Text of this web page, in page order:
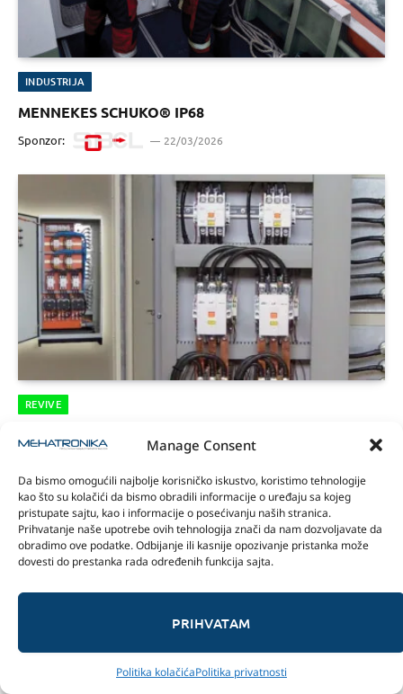
Manage Consent
Da bismo omogućili najbolje korisničko iskustvo, koristimo tehnologije
kao što su kolačići da bismo obradili informacije o uređaju sa kojeg
pristupate sajtu, kao i informacije o posećivanju naših stranica.
Prihvatanje naše upotrebe ovih tehnologija znači da nam dozvoljavate da
obradimo ove podatke. Odbijanje ili kasnije opozivanje pristanka može
dovesti do prestanka rada određenih funkcija sajta.
PRIHVATAM
Politika kolačićaPolitika privatnosti
INDUSTRIJA
MENNEKES SCHUKO® IP68
Sponzor: 22/03/2026
REVIVE
Sukcesivno zaletanje elektromotora